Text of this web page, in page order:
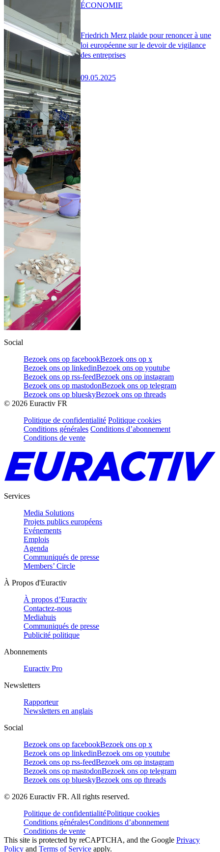
Friedrich Merz plaide pour renoncer à une
loi européenne sur le devoir de vigilance
des entreprises
09.05.2025
ÉCONOMIE
Social
Bezoek ons op facebookBezoek ons op x
Bezoek ons op linkedinBezoek ons op youtube
Bezoek ons op rss-feedBezoek ons op instagram
Bezoek ons op mastodonBezoek ons op telegram
Bezoek ons op blueskyBezoek ons op threads
© 2026 Euractiv FR
Politique de confidentialité Politique cookies
Conditions générales Conditions d’abonnement
Conditions de vente
Services
Media Solutions
Projets publics européens
Evénements
Emplois
Agenda
Communiqués de presse
Members’ Circle
À Propos d'Euractiv
À propos d’Euractiv
Contactez-nous
Mediahuis
Communiqués de presse
Publicité politique
Abonnements
Euractiv Pro
Newsletters
Rapporteur
Newsletters en anglais
Social
Bezoek ons op facebookBezoek ons op x
Bezoek ons op linkedinBezoek ons op youtube
Bezoek ons op rss-feedBezoek ons op instagram
Bezoek ons op mastodonBezoek ons op telegram
Bezoek ons op blueskyBezoek ons op threads
© 2026 Euractiv FR. All rights reserved.
Politique de confidentialitéPolitique cookies
Conditions généralesConditions d’abonnement
Conditions de vente
This site is protected by reCAPTCHA, and the Google Privacy
Policy and Terms of Service apply.